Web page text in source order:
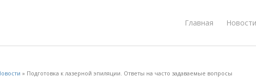
Главная Новости
» Подготовка к лазерной эпиляции. Ответы на часто задаваемые вопросы